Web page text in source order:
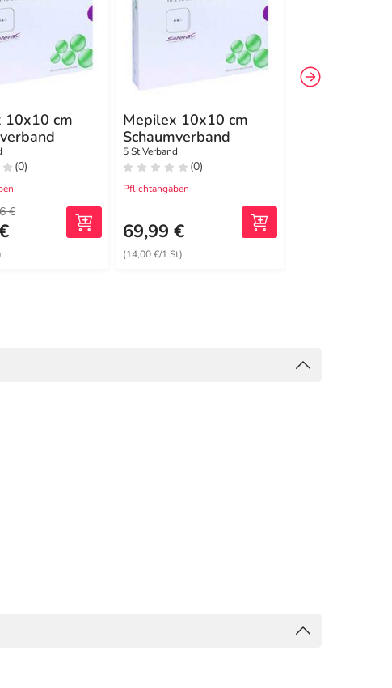
10x10 cm
(0)
€
Mepilex 10x10 cm
Schaumverband
5 St Verband
(0)
Pflichtangaben
69,99 €
(14,00 €/1 St)